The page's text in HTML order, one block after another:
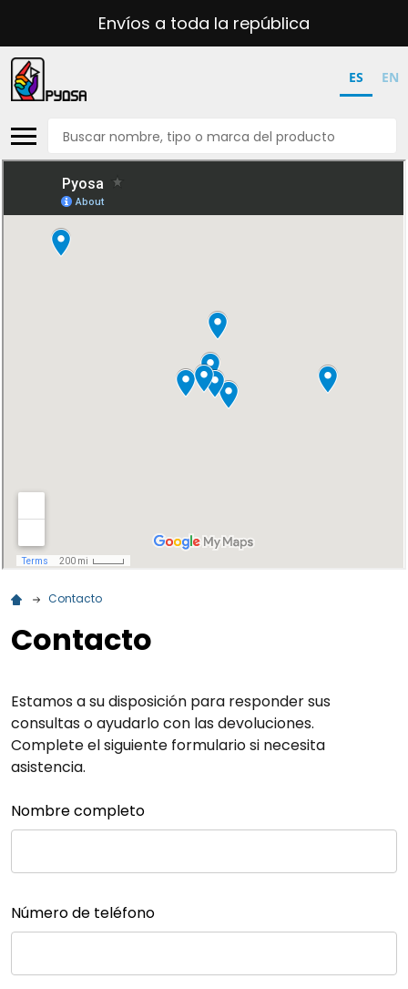
Envíos a toda la república
ES EN
Buscar
Contacto
Contacto
Estamos a su disposición para responder sus
consultas o ayudarlo con las devoluciones.
Complete el siguiente formulario si necesita
asistencia.
Nombre completo
Número de teléfono